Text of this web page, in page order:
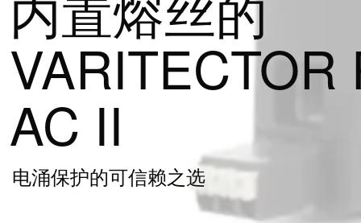
VARITECTOR
AC II
电涌保护的可信赖之选